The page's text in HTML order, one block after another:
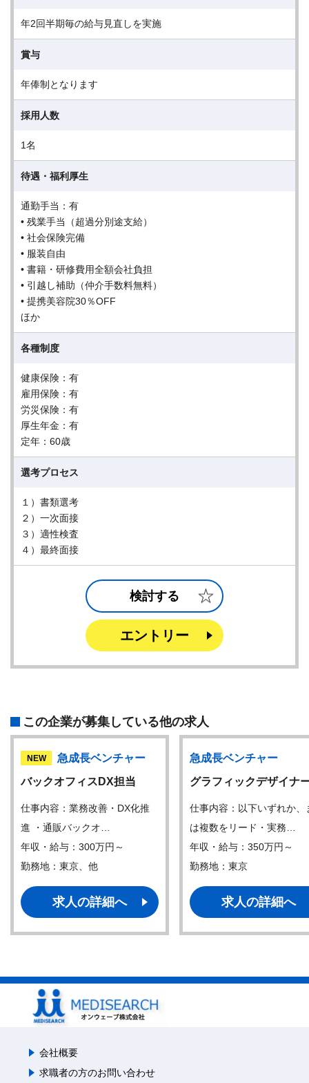
年2回半期毎の給与見直しを実施
賞与
年俸制となります
採用人数
1名
待遇・福利厚生
通勤手当：有
• 残業手当（超過分別途支給）
• 社会保険完備
• 服装自由
• 書籍・研修費用全額会社負担
• 引越し補助（仲介手数料無料）
• 提携美容院30％OFF
ほか
各種制度
健康保険：有
雇用保険：有
労災保険：有
厚生年金：有
定年：60歳
選考プロセス
１）書類選考
２）一次面接
３）適性検査
４）最終面接
検討する
エントリー
この企業が募集している他の求人
NEW
急成長ベンチャー
バックオフィスDX担当
仕事内容：業務改善・DX化推
進 ・通販バックオ…
年収・給与：300万円～
勤務地：東京、他
求人の詳細へ
急成長ベンチャー
グラフィックデザイナ
仕事内容：以下いずれか、
は複数をリード・実務…
年収・給与：350万円～
勤務地：東京
求人の詳細へ
会社概要
求職者の方のお問い合わせ